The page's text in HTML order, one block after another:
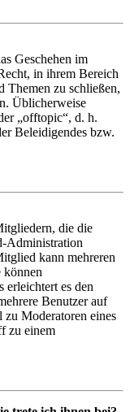
Geschehen im
in ihrem Bereich
Themen zu schließen,
Üblicherweise
„offtopic“, d. h.
Beleidigendes bzw.
die die
Administration
kann mehreren
können
erleichtert es den
Benutzer auf
zu Moderatoren eines
zu einem